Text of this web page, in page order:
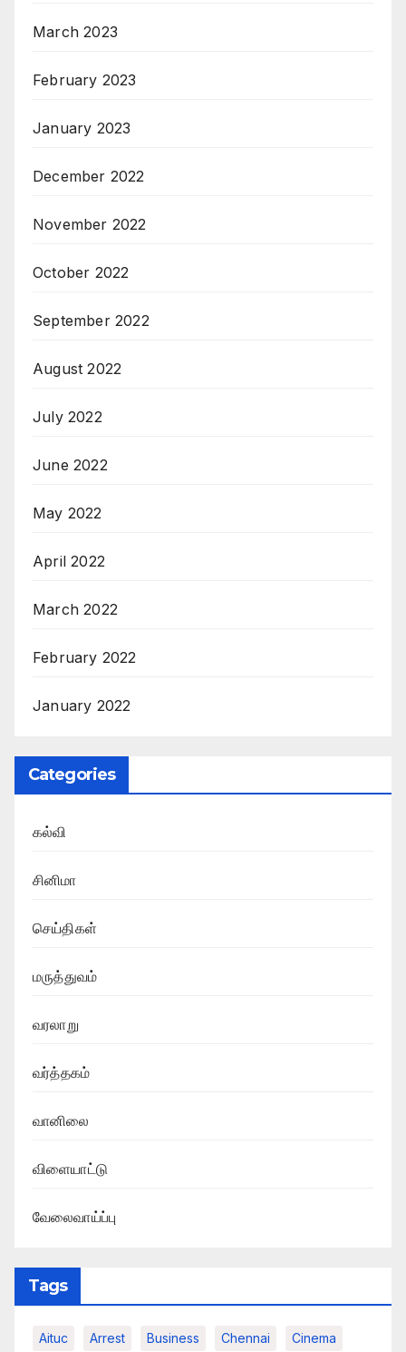
March 2023
February 2023
January 2023
December 2022
November 2022
October 2022
September 2022
August 2022
July 2022
June 2022
May 2022
April 2022
March 2022
February 2022
January 2022
Categories
கல்வி
சினிமா
செய்திகள்
மருத்துவம்
வரலாறு
வர்த்தகம்
வானிலை
விளையாட்டு
வேலைவாய்ப்பு
Tags
Aituc Arrest Business Chennai Cinema